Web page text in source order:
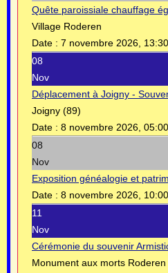
Quête paroissiale chauffage
Village Roderen
Date : 7 novembre 2026, 13:30
08
Nov
Déplacement à Joigny -
Joigny (89)
Date : 8 novembre 2026, 05:00
08
Nov
Exposition généalogie et
Date : 8 novembre 2026, 10:00
11
Nov
Cérémonie du souvenir
Monument aux morts Roderen